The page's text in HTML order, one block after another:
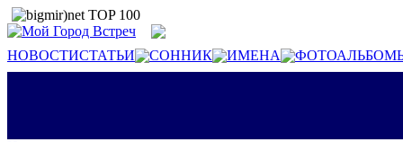
НОВОСТИСТАТЬИ СОННИК ИМЕНА